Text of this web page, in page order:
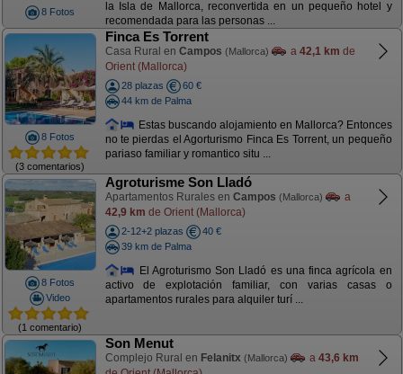
8 Fotos
la Isla de Mallorca, reconvertida en un pequeño hotel y
recomendada para las personas ...
8 Fotos
(3 comentarios)
Finca Es Torrent
Casa Rural en Campos (Mallorca) a 42,1 km de
Orient (Mallorca)
28 plazas
60 €
44 km de Palma
Estas buscando alojamiento en Mallorca? Entonces
no te pierdas el Agorturismo Finca Es Torrent, un pequeño
pariaso familiar y romantico situ ...
8 Fotos
Video
(1 comentario)
Agroturisme Son Lladó
Apartamentos Rurales en Campos (Mallorca)
a
42,9 km de Orient (Mallorca)
2-12+2 plazas
40 €
39 km de Palma
El Agroturismo Son Lladó es una finca agrícola en
activo de explotación familiar, con varias casas o
apartamentos rurales para alquiler turí ...
Son Menut
Complejo Rural en Felanitx (Mallorca) a 43,6 km